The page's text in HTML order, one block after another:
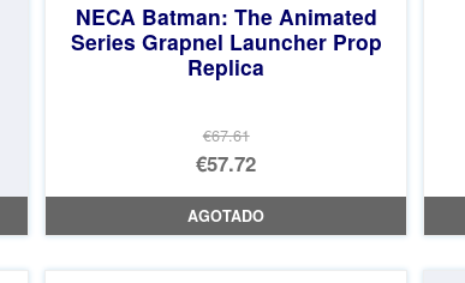
NECA Batman: The Animated
Series Grapnel Launcher Prop
Replica
€67.61
El
precio
original
€57.72
El
precio
AGOTADO